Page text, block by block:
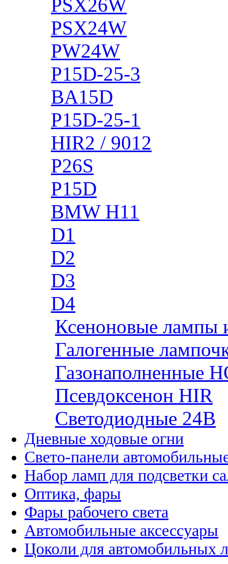
PSX26W
PSX24W
PW24W
P15D-25-3
BA15D
P15D-25-1
HIR2 / 9012
P26S
P15D
BMW H11
D1
D2
D3
D4
Ксеноновые лампы
Галогенные
Газонаполненные
Псевдоксенон HIR
Cветодиодные 24B
Дневные ходовые огни
Свето-панели
Набор ламп для подсветки
Оптика, фары
Фары рабочего света
Автомобильные аксессуары
Цоколи для автомобильных